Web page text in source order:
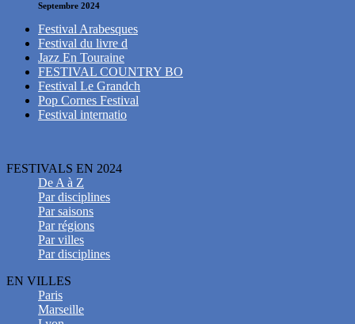
Septembre 2024
Festival Arabesques
Festival du livre d
Jazz En Touraine
FESTIVAL COUNTRY BO
Festival Le Grandch
Pop Cornes Festival
Festival internatio
FESTIVALS EN 2024
De A à Z
Par disciplines
Par saisons
Par régions
Par villes
Par disciplines
EN VILLES
Paris
Marseille